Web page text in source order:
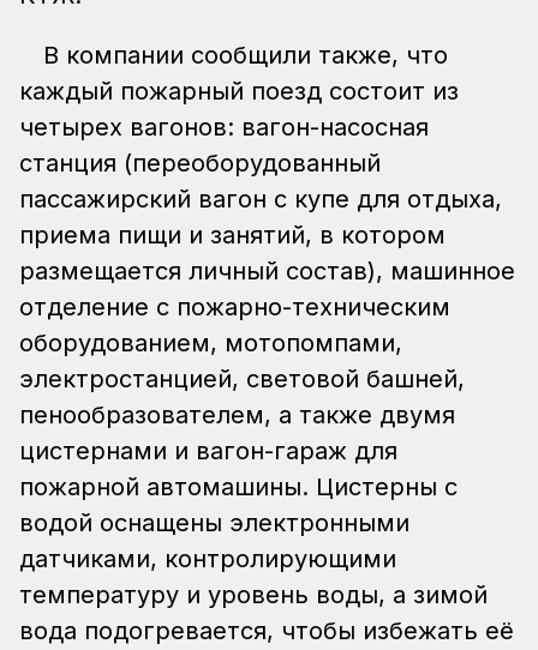
В компании сообщили также, что
каждый пожарный поезд состоит из
четырех вагонов: вагон-насосная
станция (переоборудованный
пассажирский вагон с купе для отдыха,
приема пищи и занятий, в котором
размещается личный состав), машинное
отделение с пожарно-техническим
оборудованием, мотопомпами,
электростанцией, световой башней,
пенообразователем, а также двумя
цистернами и вагон-гараж для
пожарной автомашины. Цистерны с
водой оснащены электронными
датчиками, контролирующими
температуру и уровень воды, а зимой
вода подогревается, чтобы избежать её